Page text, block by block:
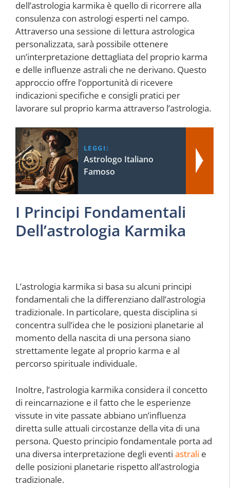
dell’astrologia karmika è quello di ricorrere alla
consulenza con astrologi esperti nel campo.
Attraverso una sessione di lettura astrologica
personalizzata, sarà possibile ottenere
un’interpretazione dettagliata del proprio karma
e delle influenze astrali che ne derivano. Questo
approccio offre l’opportunità di ricevere
indicazioni specifiche e consigli pratici per
lavorare sul proprio karma attraverso l’astrologia.
LEGGI:
Astrologo Italiano
Famoso
I Principi Fondamentali
Dell’astrologia Karmika
L’astrologia karmika si basa su alcuni principi
fondamentali che la differenziano dall’astrologia
tradizionale. In particolare, questa disciplina si
concentra sull’idea che le posizioni planetarie al
momento della nascita di una persona siano
strettamente legate al proprio karma e al
percorso spirituale individuale.
Inoltre, l’astrologia karmika considera il concetto
di reincarnazione e il fatto che le esperienze
vissute in vite passate abbiano un’influenza
diretta sulle attuali circostanze della vita di una
persona. Questo principio fondamentale porta ad
una diversa interpretazione degli eventi astrali e
delle posizioni planetarie rispetto all’astrologia
tradizionale.